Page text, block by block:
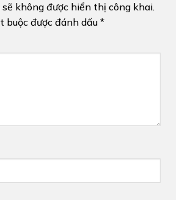
sẽ không được hiển thị công khai.
buộc được đánh dấu *